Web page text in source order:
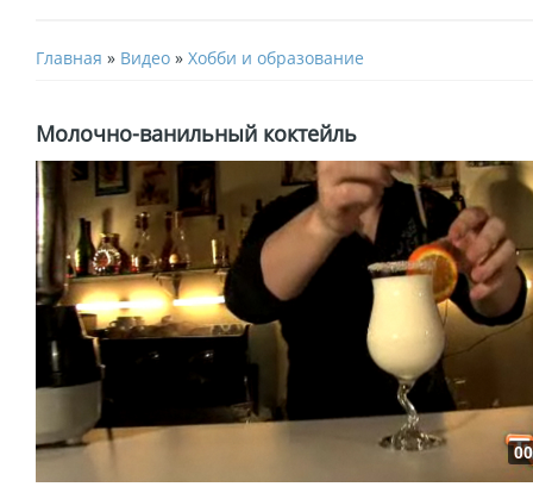
Главная » Видео » Хобби и образование
Молочно-ванильный коктейль